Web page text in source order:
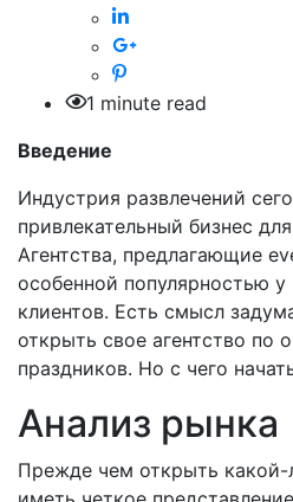
1 minute read
Введение
Индустрия развлечений
привлекательный бизнес
Агентства, предлагающие
особенной популярностью
клиентов. Есть смысл
открыть свое агентство по
праздников. Но с чего
Анализ рынка
Прежде чем открыть какой-